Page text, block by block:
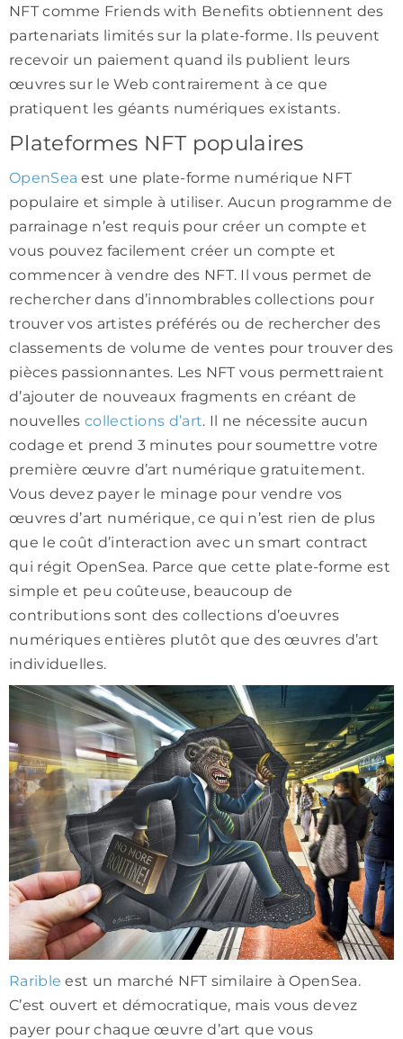
NFT comme Friends with Benefits obtiennent des
partenariats limités sur la plate-forme. Ils peuvent
recevoir un paiement quand ils publient leurs
œuvres sur le Web contrairement à ce que
pratiquent les géants numériques existants.
Plateformes NFT populaires
OpenSea est une plate-forme numérique NFT
populaire et simple à utiliser. Aucun programme de
parrainage n’est requis pour créer un compte et
vous pouvez facilement créer un compte et
commencer à vendre des NFT. Il vous permet de
rechercher dans d’innombrables collections pour
trouver vos artistes préférés ou de rechercher des
classements de volume de ventes pour trouver des
pièces passionnantes. Les NFT vous permettraient
d’ajouter de nouveaux fragments en créant de
nouvellescollections d’art. Il ne nécessite aucun
codage et prend 3 minutes pour soumettre votre
première œuvre d’art numérique gratuitement.
Vous devez payer le minage pour vendre vos
œuvres d’art numérique, ce qui n’est rien de plus
que le coût d’interaction avec un smart contract
qui régit OpenSea. Parce que cette plate-forme est
simple et peu coûteuse, beaucoup de
contributions sont des collections d’oeuvres
numériques entières plutôt que des œuvres d’art
individuelles.
Rarible est un marché NFT similaire à OpenSea.
C’est ouvert et démocratique, mais vous devez
payer pour chaque œuvre d’art que vous